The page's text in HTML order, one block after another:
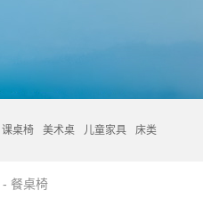
课桌椅 美术桌 儿童家具 床类
- 餐桌椅